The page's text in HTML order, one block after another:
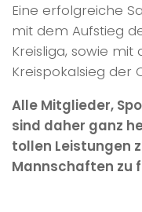
Eine erfolgreiche
mit dem Aufstieg
Kreisliga, sowie
Kreispokalsieg der
Alle Mitglieder,
sind daher ganz
tollen Leistungen
Mannschaften zu